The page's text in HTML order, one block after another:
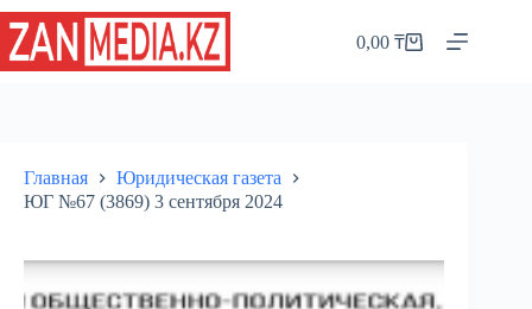
Перейти
сути
Корзина
0,00₸
Главная
Юридическая газета
ЮГ №67 (3869) 3 сентября 2024